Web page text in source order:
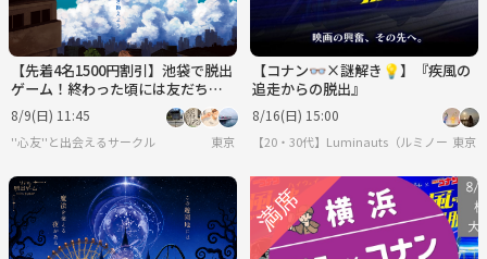
【先着4名1500円割引】池袋で脱出
ゲーム！終わった頃には友だち😆!!
大人になっても青春を過ごそう🌼
8/9(日) 11:45
''心友''と出会えるサークル 東京
【コナン👓×謎解き💡】『疾風の
追走からの脱出』
8/16(日) 15:00
【20・30代】Luminauts（ルミノーツ）︎✨
東京